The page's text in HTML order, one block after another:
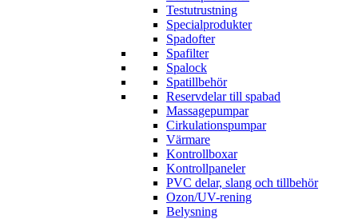
Testutrustning
Specialprodukter
Spadofter
Spafilter
Spalock
Spatillbehör
Reservdelar till spabad
Massagepumpar
Cirkulationspumpar
Värmare
Kontrollboxar
Kontrollpaneler
PVC delar, slang och tillbehör
Ozon/UV-rening
Belysning